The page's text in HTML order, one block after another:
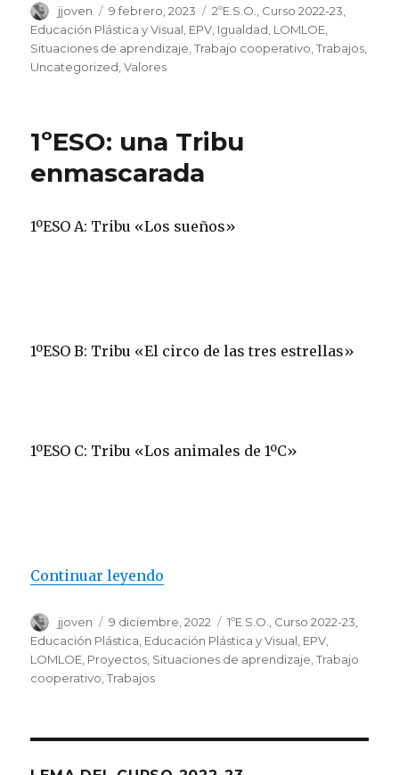
Autor
jjoven
Publicado
el
9 febrero, 2023 Categorías
2ºE.S.O. Curso 2022-23
Educación Plástica y Visual EPV Igualdad LOMLOE
Situaciones de aprendizaje ,Trabajo cooperativo ,Trabajos
Uncategorized ,Valores
1ºESO: una Tribu
enmascarada
1ºESO A: Tribu «Los sueños»
1ºESO B: Tribu «El circo de las tres estrellas»
1ºESO C: Tribu «Los animales de 1ºC»
Continuar leyendo
Autor
jjoven
Publicado
el
9 diciembre, 2022 Categorías
1ºE.S.O. Curso 2022-23
Educación Plástica Educación Plástica y Visual EPV
LOMLOE Proyectos Situaciones de aprendizaje ,Trabajo
cooperativo ,Trabajos